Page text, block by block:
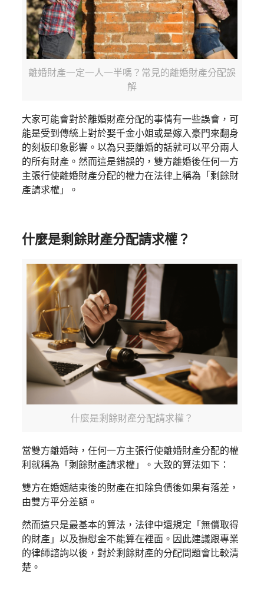
離婚財產一定一人一半嗎？常見的離婚財產分配誤
解
大家可能會對於離婚財產分配的事情有一些誤會，可
能是受到傳統上對於娶千金小姐或是嫁入豪門來翻身
的刻板印象影響。以為只要離婚的話就可以平分兩人
的所有財產。然而這是錯誤的，雙方離婚後任何一方
主張行使離婚財產分配的權力在法律上稱為「剩餘財
產請求權」。
什麼是剩餘財產分配請求權？
什麼是剩餘財產分配請求權？
當雙方離婚時，任何一方主張行使離婚財產分配的權
利就稱為「剩餘財產請求權」。大致的算法如下：
雙方在婚姻結束後的財產在扣除負債後如果有落差，
由雙方平分差額。
然而這只是最基本的算法，法律中還規定「無償取得
的財產」以及撫慰金不能算在裡面。因此建議跟專業
的律師諮詢以後，對於剩餘財產的分配問題會比較清
楚。